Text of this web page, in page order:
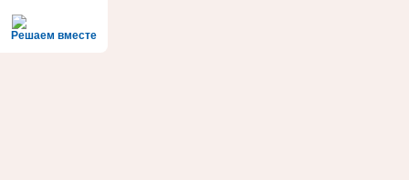
Решаем вместе